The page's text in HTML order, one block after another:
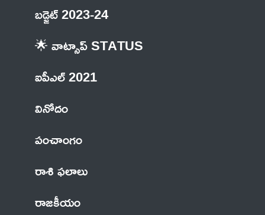
బడ్జెట్ 2023-24
🌟 వాట్సాప్ STATUS
ఐపీఎల్ 2021
వినోదం
పంచాంగం
రాశి ఫలాలు
రాజకీయం